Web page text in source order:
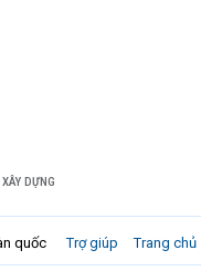
DỰNG
Trợ giúp Trang chủ
quốc